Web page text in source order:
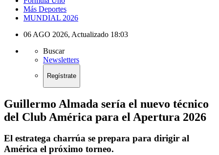
Más Deportes
MUNDIAL 2026
06 AGO 2026, Actualizado 18:03
Buscar
Newsletters
Regístrate
Guillermo Almada sería el nuevo técnico
del Club América para el Apertura 2026
El estratega charrúa se prepara para dirigir al
América el próximo torneo.